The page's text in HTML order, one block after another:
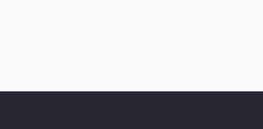
питання лікарю онлайн